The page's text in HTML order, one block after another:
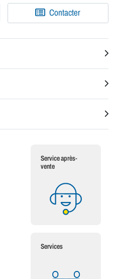
Contacter
Service après-
vente
Services